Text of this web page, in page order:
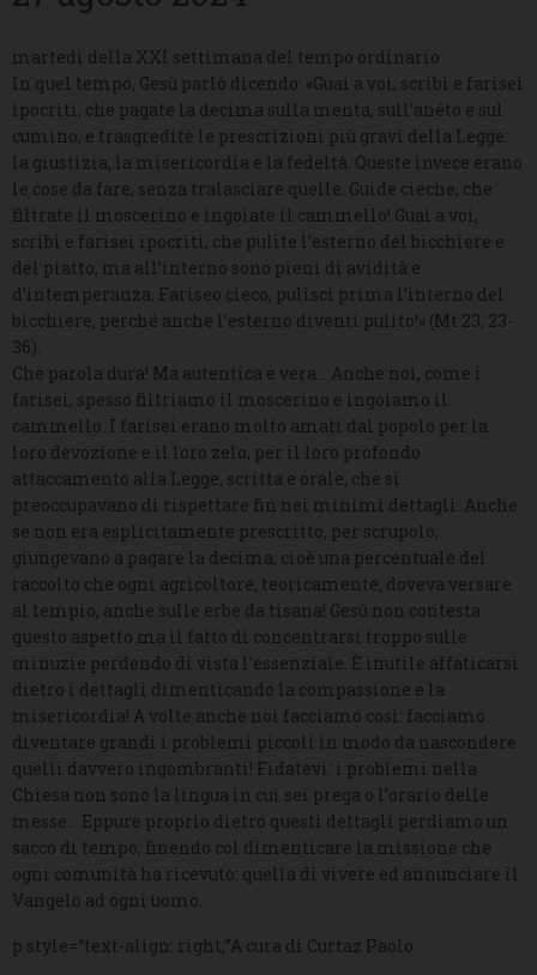
martedì della XXI settimana del tempo ordinario
In quel tempo, Gesù parlò dicendo: «Guai a voi, scribi e farisei
ipocriti, che pagate la decima sulla menta, sull’anéto e sul
cumìno, e trasgredite le prescrizioni più gravi della Legge:
la giustizia, la misericordia e la fedeltà. Queste invece erano
le cose da fare, senza tralasciare quelle. Guide cieche, che
filtrate il moscerino e ingoiate il cammello! Guai a voi,
scribi e farisei ipocriti, che pulite l’esterno del bicchiere e
del piatto, ma all’interno sono pieni di avidità e
d’intemperanza. Fariseo cieco, pulisci prima l’interno del
bicchiere, perché anche l’esterno diventi pulito!» (Mt 23, 23-
36).
Che parola dura! Ma autentica e vera… Anche noi, come i
farisei, spesso filtriamo il moscerino e ingoiamo il
cammello. I farisei erano molto amati dal popolo per la
loro devozione e il loro zelo, per il loro profondo
attaccamento alla Legge, scritta e orale, che si
preoccupavano di rispettare fin nei minimi dettagli. Anche
se non era esplicitamente prescritto, per scrupolo,
giungevano a pagare la decima, cioè una percentuale del
raccolto che ogni agricoltore, teoricamente, doveva versare
al tempio, anche sulle erbe da tisana! Gesù non contesta
questo aspetto ma il fatto di concentrarsi troppo sulle
minuzie perdendo di vista l’essenziale. È inutile affaticarsi
dietro i dettagli dimenticando la compassione e la
misericordia! A volte anche noi facciamo così: facciamo
diventare grandi i problemi piccoli in modo da nascondere
quelli davvero ingombranti! Fidatevi: i problemi nella
Chiesa non sono la lingua in cui sei prega o l’orario delle
messe… Eppure proprio dietro questi dettagli perdiamo un
sacco di tempo, finendo col dimenticare la missione che
ogni comunità ha ricevuto: quella di vivere ed annunciare il
Vangelo ad ogni uomo.
p style=“text-align: right;”A cura di Curtaz Paolo